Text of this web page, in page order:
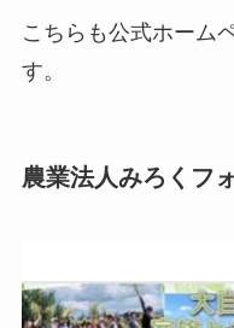
こちらも公式ホーム
す。
農業法人みろくフ